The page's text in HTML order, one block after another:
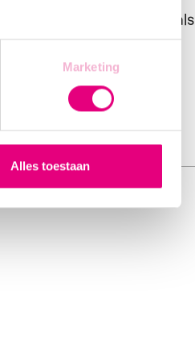
Marketing
Alles toestaan
werkervaring als